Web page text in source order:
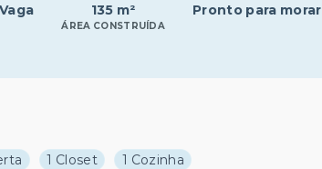
135 m²
ÁREA CONSTRUÍDA
Pronto para morar
1 Closet
1 Cozinha